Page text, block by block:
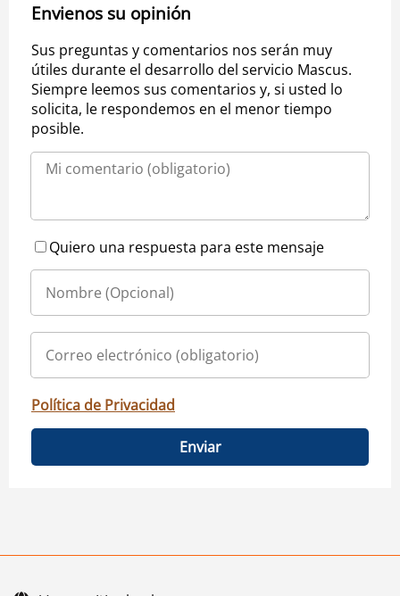
Envienos su opinión
Sus preguntas y comentarios nos serán muy
útiles durante el desarrollo del servicio Mascus.
Siempre leemos sus comentarios y, si usted lo
solicita, le respondemos en el menor tiempo
posible.
Quiero una respuesta para este mensaje
Política de Privacidad
Enviar